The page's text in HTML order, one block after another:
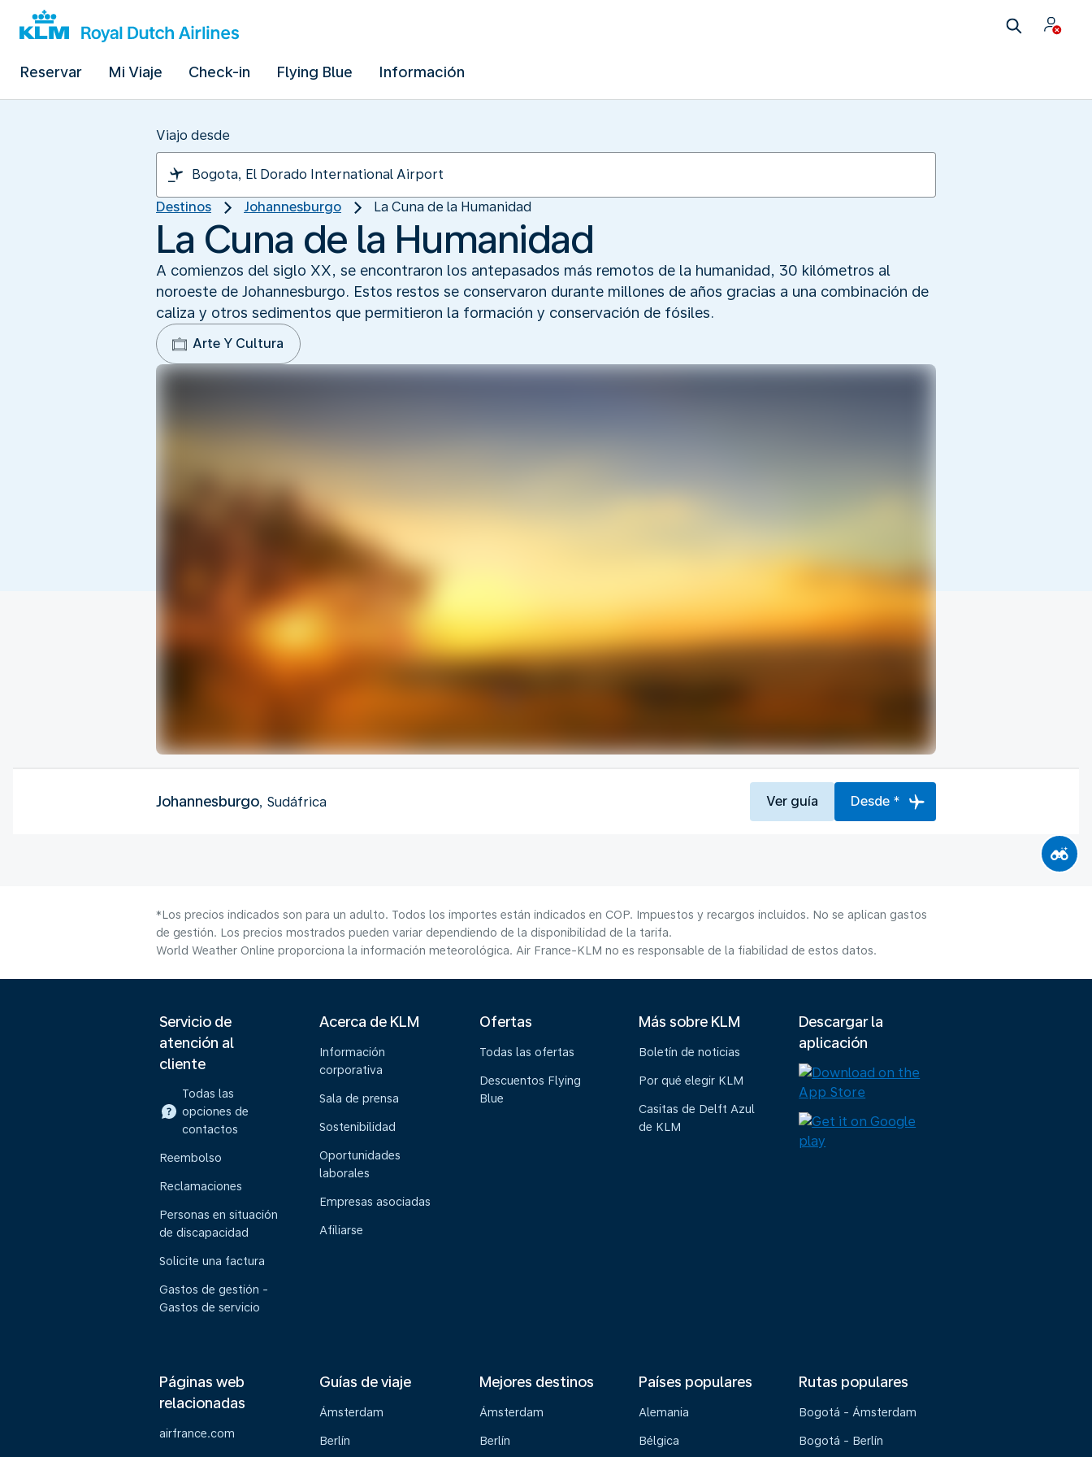
Reservar Mi Viaje Check-in Flying Blue Información
Viajo desde
Destinos Johannesburgo La Cuna de la Humanidad‬
La Cuna de la Humanidad‬
A comienzos del siglo XX, se encontraron los antepasados más remotos de la humanidad, 30 kilómetros al
noroeste de Johannesburgo. Estos restos se conservaron durante millones de años gracias a una combinación de
caliza y otros sedimentos que permitieron la formación y conservación de fósiles.
Arte Y Cultura
Johannesburgo, Sudáfrica Ver guía Desde *
*Los precios indicados son para un adulto. Todos los importes están indicados en COP. Impuestos y recargos incluidos. No se aplican gastos
de gestión. Los precios mostrados pueden variar dependiendo de la disponibilidad de la tarifa.
World Weather Online proporciona la información meteorológica. Air France-KLM no es responsable de la fiabilidad de estos datos.
Servicio de
atención al
cliente
Todas las
opciones de
contactos
Reembolso
Reclamaciones
Personas en situación
de discapacidad
Solicite una factura
Gastos de gestión -
Gastos de servicio
Acerca de KLM
Información
corporativa
Sala de prensa
Sostenibilidad
Oportunidades
laborales
Empresas asociadas
Afiliarse
Ofertas
Todas las ofertas
Descuentos Flying
Blue
Más sobre KLM
Boletín de noticias
Por qué elegir KLM
Casitas de Delft Azul
de KLM
Descargar la
aplicación
Páginas web
relacionadas
airfrance.com
Guías de viaje
Ámsterdam
Berlín
Mejores destinos
Ámsterdam
Berlín
Países populares
Alemania
Bélgica
Rutas populares
Bogotá - Ámsterdam
Bogotá - Berlín